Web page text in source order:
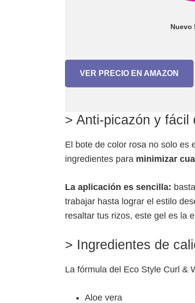
Nuevo
VER PRECIO EN AMAZON
> Anti-picazón y fácil
El bote de color rosa no solo es
ingredientes para minimizar
La aplicación es sencilla:
trabajar hasta lograr el estilo
resaltar tus rizos, este gel es la
> Ingredientes de
La fórmula del Eco Style Curl &
Aloe vera